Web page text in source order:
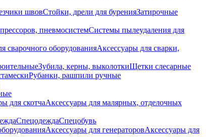
швовСтойки, дрели для буренияЗатирочные
пневмосистемСистемы пылеудаления для
сварочного оборудованияАксессуары для сварки,
Зубила, керны, выколоткиЩетки слесарные
Рубанки, рашпили ручные
для скотчаАксессуары для малярных, отделочных
СпецодеждаСпецобувь
Аксессуары для генераторовАксессуары для